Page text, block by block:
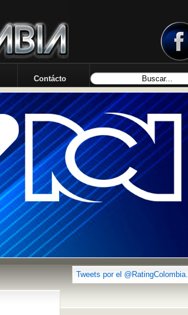
Contácto
Tweets por el @RatingColombia.